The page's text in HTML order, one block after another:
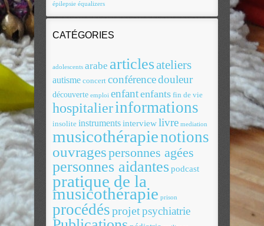
épilepsie équalizers
CATÉGORIES
adolescents arabe articlesateliers
autisme concert conférencedouleur
découverte emploi enfantenfants fin de vie
hospitalierinformations
insolite instrumentsinterviewlivre mediation
musicothérapienotions
ouvragespersonnes agées
personnes aidantes podcast
pratique de la
musicothérapie prison
procédésprojetpsychiatrie